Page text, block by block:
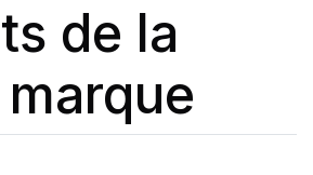
de la